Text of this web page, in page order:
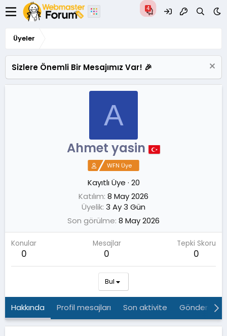
Üyeler
Sizlere Önemli Bir Mesajımız Var! 🎉
A
Ahmet yasin
WFN Üye
Kayıtlı Üye · 20
Katılım 8 May 2026
Üyelik 3 Ay 3 Gün
Son görülme 8 May 2026
Konular
0
Mesajlar
0
Tepki Skoru
0
Bul
Hakkında Profil mesajları Son aktivite Gönderiler